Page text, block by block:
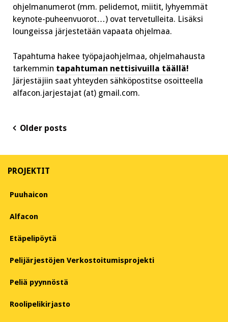
ohjelmanumerot (mm. pelidemot, miitit, lyhyemmät
keynote-puheenvuorot…) ovat tervetulleita. Lisäksi
loungeissa järjestetään vapaata ohjelmaa.
Tapahtuma hakee työpajaohjelmaa, ohjelmahausta
tarkemmin tapahtuman nettisivuilla täällä!
Järjestäjiin saat yhteyden sähköpostitse osoitteella
alfacon.jarjestajat (at) gmail.com.
Posts
Older posts
PROJEKTIT
Puuhaicon
Alfacon
Etäpelipöytä
Pelijärjestöjen Verkostoitumisprojekti
Peliä pyynnöstä
Roolipelikirjasto